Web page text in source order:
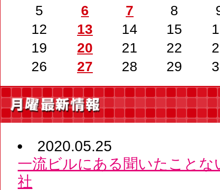
5
6 7 8
12
13 14 15
19
20 21 22
26
27 28 29
2020.05.25
一流ビルにある聞いたことな
社